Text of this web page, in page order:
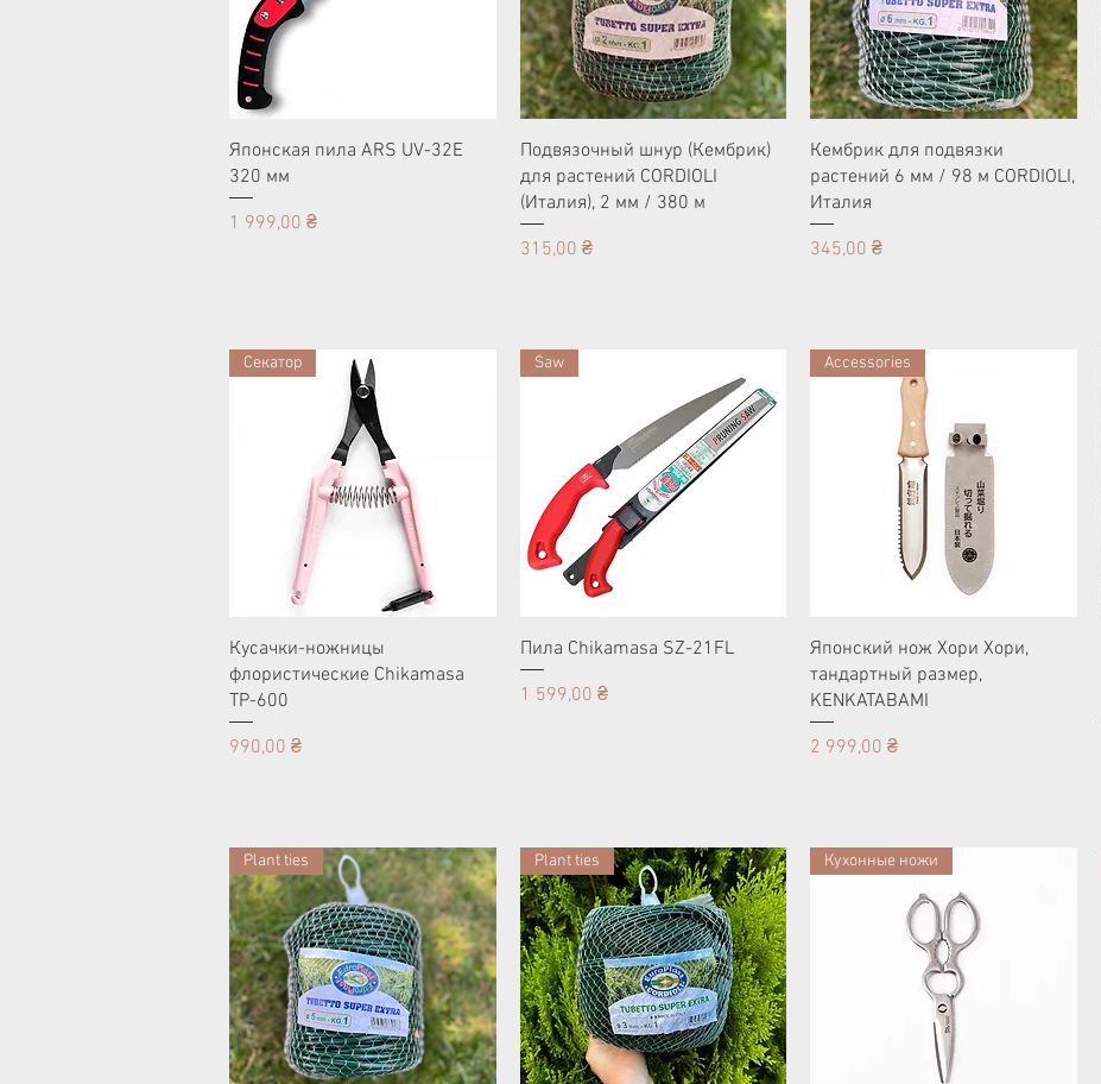
Японская пила ARS UV-32E
320 мм
Цена
1 999,00 ₴
Подвязочный шнур (Кембрик)
для растений CORDIOLI
(Италия), 2 мм / 380 м
Цена
315,00 ₴
Кембрик для подвязки
растений 6 мм / 98 м CORDIOLI,
Италия
Цена
345,00 ₴
Секатор
Кусачки-ножницы
флористические Chikamasa
TP-600
Цена
990,00 ₴
Saw
Пила Chikamasa SZ-21FL
Цена
1 599,00 ₴
Accessories
Японский нож Хори Хори,
тандартный размер,
KENKATABAMI
Цена
2 999,00 ₴
Plant ties Plant ties Кухонные ножи